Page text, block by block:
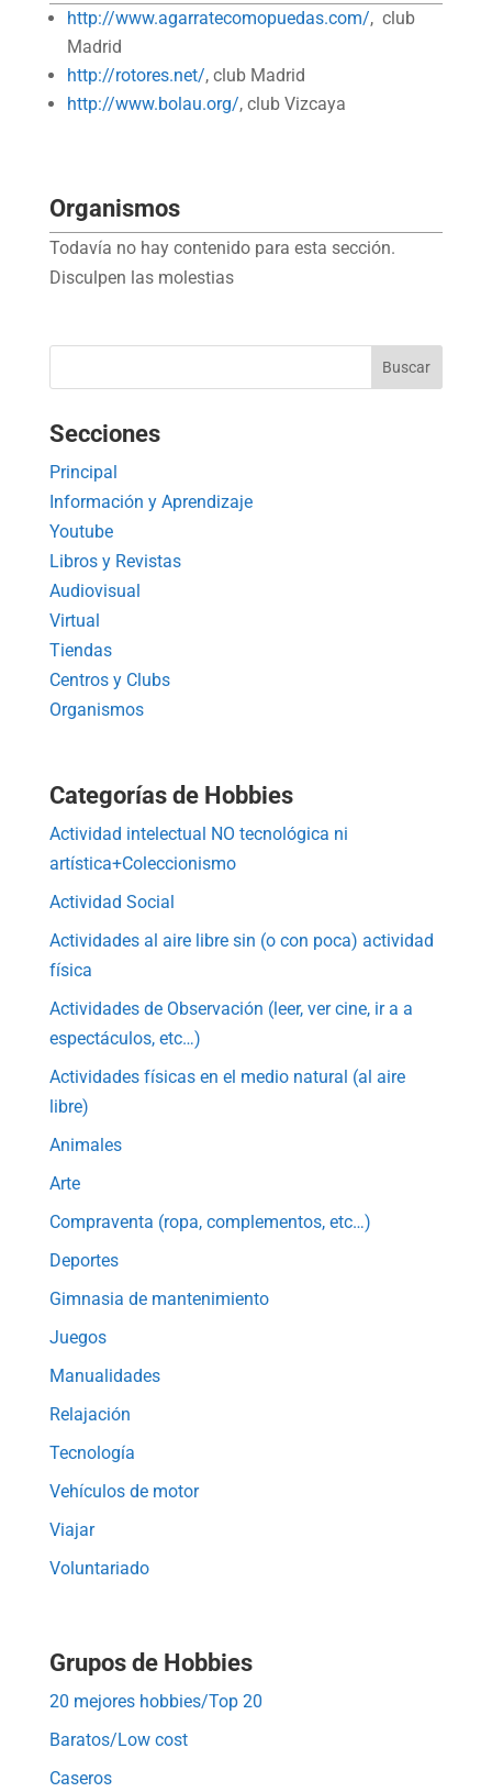
http://www.agarratecomopuedas.com/, club
Madrid
http://rotores.net/, club Madrid
http://www.bolau.org/, club Vizcaya
Organismos
Todavía no hay contenido para esta sección.
Disculpen las molestias
Secciones
Principal
Información y Aprendizaje
Youtube
Libros y Revistas
Audiovisual
Virtual
Tiendas
Centros y Clubs
Organismos
Categorías de Hobbies
Actividad intelectual NO tecnológica ni
artística+Coleccionismo
Actividad Social
Actividades al aire libre sin (o con poca) actividad
física
Actividades de Observación (leer, ver cine, ir a a
espectáculos, etc…)
Actividades físicas en el medio natural (al aire
libre)
Animales
Arte
Compraventa (ropa, complementos, etc…)
Deportes
Gimnasia de mantenimiento
Juegos
Manualidades
Relajación
Tecnología
Vehículos de motor
Viajar
Voluntariado
Grupos de Hobbies
20 mejores hobbies/Top 20
Baratos/Low cost
Caseros